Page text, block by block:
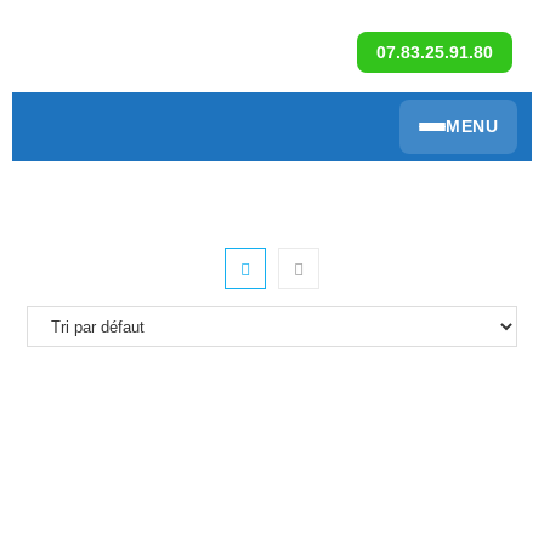
07.83.25.91.80
MENU